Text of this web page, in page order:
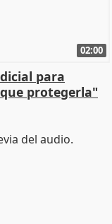
02:00
para
protegerla"